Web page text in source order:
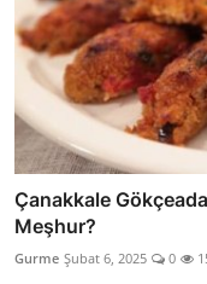
Çanakkale
Meşhur?
Gurme Şubat 6, 2025 0